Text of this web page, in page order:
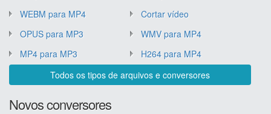
WEBM para MP4
Cortar vídeo
OPUS para MP3
WMV para MP4
MP4 para MP3
H264 para MP4
Todos os tipos de arquivos e conversores
Novos conversores